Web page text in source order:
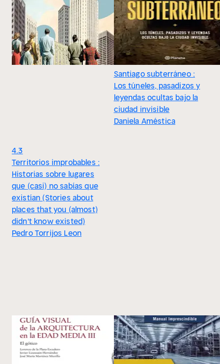
4.3
Territorios improbables :
Historias sobre lugares
que (casi) no sabías que
existían (Stories about
places that you (almost)
didn't know existed)
Pedro Torrijos Leon
Santiago subterráneo :
Los túneles, pasadizos y
leyendas ocultas bajo la
ciudad invisible
Daniela Améstica